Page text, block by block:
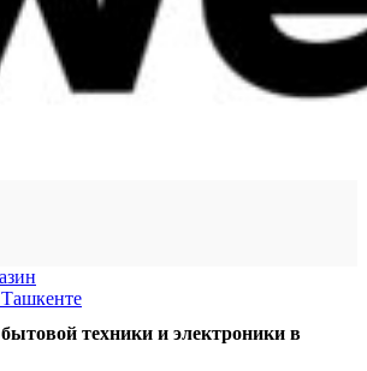
техники и электроники в